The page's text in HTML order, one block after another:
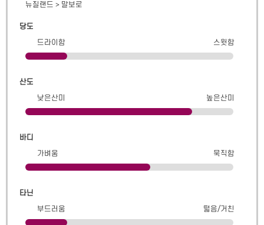
뉴질랜드 > 말보로
당도
드라이함
스윗함
산도
낮은산미
높은산미
바디
가벼움
묵직함
타닌
부드러움
떫음/거친